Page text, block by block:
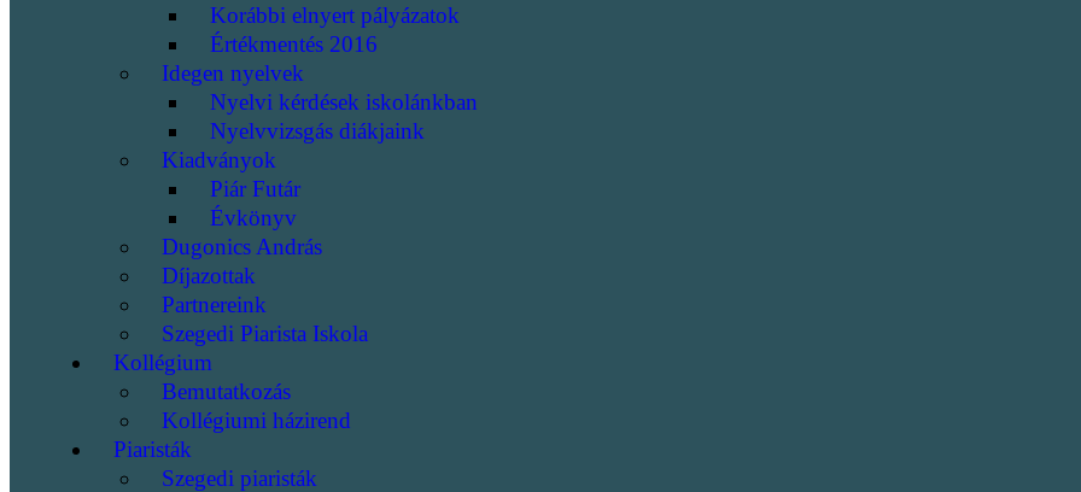
Korábbi elnyert pályázatok
Értékmentés 2016
Idegen nyelvek
Nyelvi kérdések iskolánkban
Nyelvvizsgás diákjaink
Kiadványok
Piár Futár
Évkönyv
Dugonics András
Díjazottak
Partnereink
Szegedi Piarista Iskola
Kollégium
Bemutatkozás
Kollégiumi házirend
Piaristák
Szegedi piaristák